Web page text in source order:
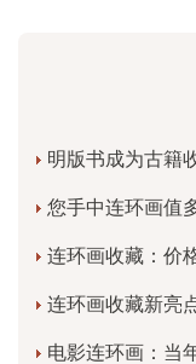
明版书成为古籍
您手中连环画值
连环画收藏：价
连环画收藏新亮
电影连环画：当